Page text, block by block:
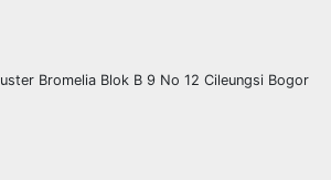
Bromelia Blok B 9 No 12 Cileungsi Bogor